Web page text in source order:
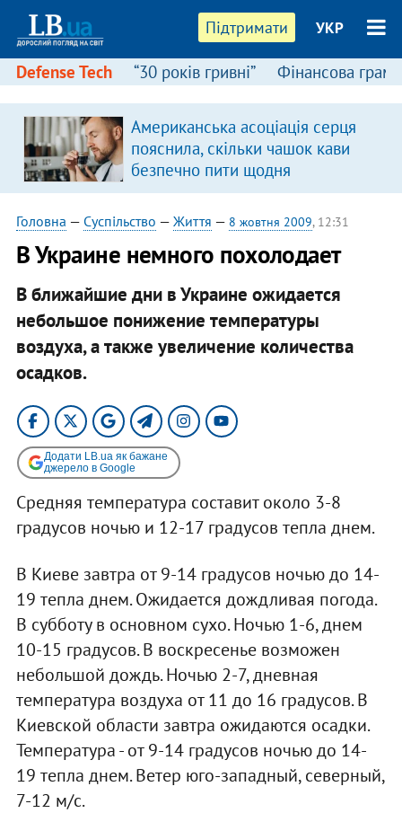
Підтримати УКР
Defense Tech “30 років гривні” Фінансова
Американська асоціація серця
пояснила, скільки чашок кави
безпечно пити щодня
Головна — Суспільство — Життя — 8 жовтня 2009, 12:31
В Украине немного похолодает
В ближайшие дни в Украине ожидается
небольшое понижение температуры
воздуха, а также увеличение количества
осадков.
Додати LB.ua як бажане
джерело в Google
Средняя температура составит около 3-8
градусов ночью и 12-17 градусов тепла днем.
В Киеве завтра от 9-14 градусов ночью до 14-
19 тепла днем. Ожидается дождливая погода.
В субботу в основном сухо. Ночью 1-6, днем
10-15 градусов. В воскресенье возможен
небольшой дождь. Ночью 2-7, дневная
температура воздуха от 11 до 16 градусов. В
Киевской области завтра ожидаются осадки.
Температура - от 9-14 градусов ночью до 14-
19 тепла днем. Ветер юго-западный, северный,
7-12 м/с.